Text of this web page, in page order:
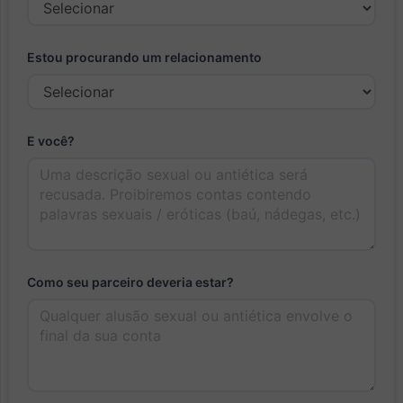
Estou procurando um relacionamento
E você?
Como seu parceiro deveria estar?